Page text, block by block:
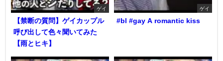
ゲイ
【禁断の質問】ゲイカップル
呼び出して色々聞いてみた
【雨とヒキ】
ゲイ
#bl #gay A romantic kiss